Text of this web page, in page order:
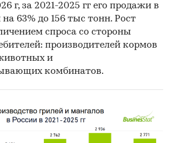
г, за 2021-2025 гг его продажи в
63% до 156 тыс тонн. Рост
спроса со стороны
производителей кормов
и
комбинатов.